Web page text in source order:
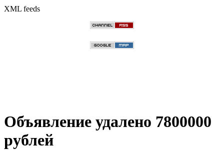
XML feeds
Объявление удалено 7800000
рублей